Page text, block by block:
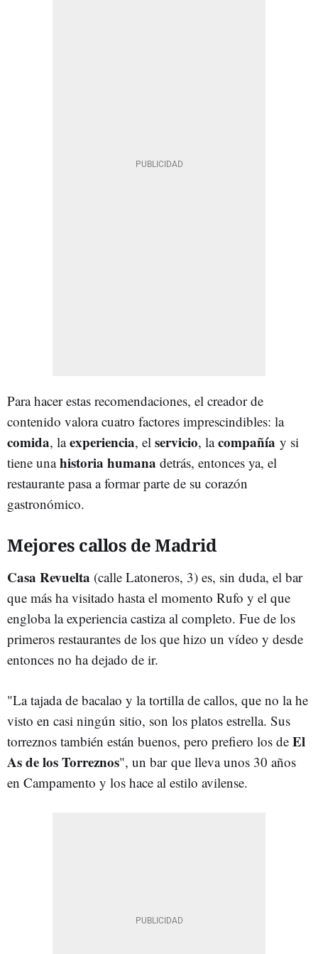
Para hacer estas recomendaciones, el creador de
contenido valora cuatro factores imprescindibles: la
comida, laexperiencia, el servicio, lacompañía y si
tiene unahistoria humana detrás, entonces ya, el
restaurante pasa a formar parte de su corazón
gastronómico.
Mejores callos de Madrid
Casa Revuelta (calle Latoneros, 3) es, sin duda, el bar
que más ha visitado hasta el momento Rufo y el que
engloba la experiencia castiza al completo. Fue de los
primeros restaurantes de los que hizo un vídeo y desde
entonces no ha dejado de ir.
"La tajada de bacalao y la tortilla de callos, que no la he
visto en casi ningún sitio, son los platos estrella. Sus
torreznos también están buenos, pero prefiero los de El
As de los Torreznos", un bar que lleva unos 30 años
en Campamento y los hace al estilo avilense.